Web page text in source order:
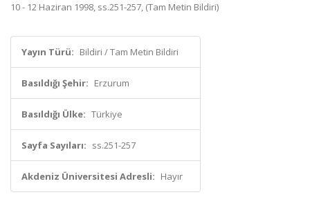
10 - 12 Haziran 1998, ss.251-257, (Tam Metin Bildiri)
Yayın Türü: Bildiri / Tam Metin Bildiri
Basıldığı Şehir: Erzurum
Basıldığı Ülke: Türkiye
Sayfa Sayıları: ss.251-257
Akdeniz Üniversitesi Adresli: Hayır